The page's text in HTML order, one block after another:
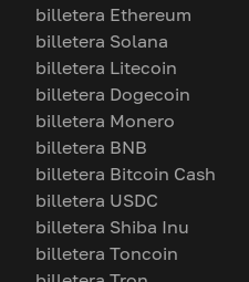
billetera Ethereum
billetera Solana
billetera Litecoin
billetera Dogecoin
billetera Monero
billetera BNB
billetera Bitcoin Cash
billetera USDC
billetera Shiba Inu
billetera Toncoin